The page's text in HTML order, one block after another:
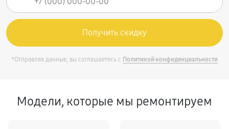
*Отправляя данные, вы соглашаетесь с Политикой конфиденциальности
Модели, которые мы ремонтируем